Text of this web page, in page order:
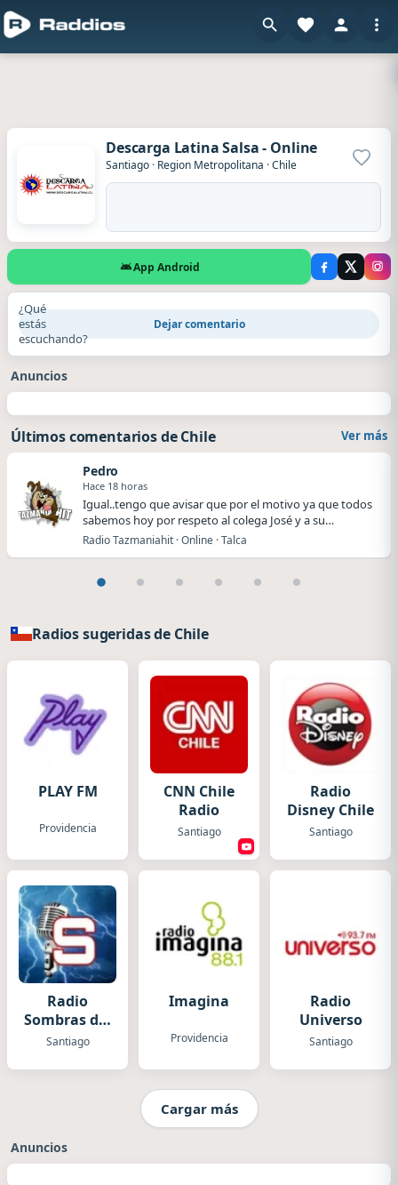
Descarga Latina Salsa - Online
Santiago · Region Metropolitana ·Chile
App Android
¿Qué
estás
escuchando?
Dejar comentario
Anuncios
Últimos comentarios de Chile Ver más
Pedro
Hace 18 horas
Igual..tengo que avisar que por el motivo ya que todos
sabemos hoy por respeto al colega José y a su…
Radio Tazmaniahit · Online · Talca
Radios sugeridas de Chile
PLAY FM
Providencia
CNN Chile
Radio
Santiago
Radio
Disney Chile
Santiago
Radio
Sombras del
Ayer
Santiago
Imagina
Providencia
Radio
Universo
Santiago
Cargar más
Anuncios